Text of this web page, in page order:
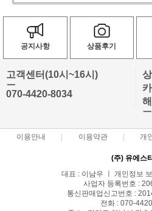
공지사항 상품후기
고객센터(10시~16시)
ㅡ
070-4420-8034
ㅡ
이용안내 이용약관 개
(주) 유에스
대표 : 이남우 ㅣ 개인정보
사업자 등록번호 :
통신판매업신고번호 :
전화 : 070-